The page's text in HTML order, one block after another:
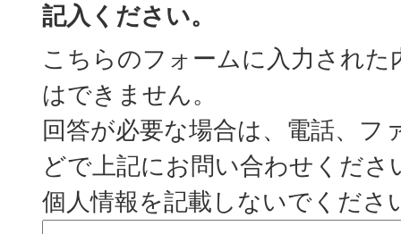
記入ください。
こちらのフォームに入力された
はできません。
回答が必要な場合は、電話、フ
どで上記にお問い合わせくださ
個人情報を記載しないでくださ